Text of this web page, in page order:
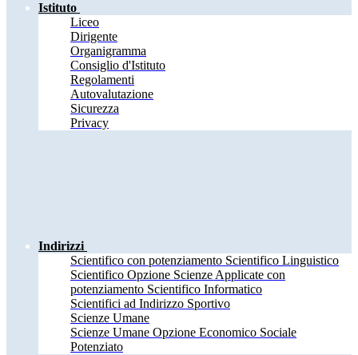
Istituto
Liceo
Dirigente
Organigramma
Consiglio d'Istituto
Regolamenti
Autovalutazione
Sicurezza
Privacy
Indirizzi
Scientifico con potenziamento Scientifico Linguistico
Scientifico Opzione Scienze Applicate con
potenziamento Scientifico Informatico
Scientifici ad Indirizzo Sportivo
Scienze Umane
Scienze Umane Opzione Economico Sociale
Potenziato